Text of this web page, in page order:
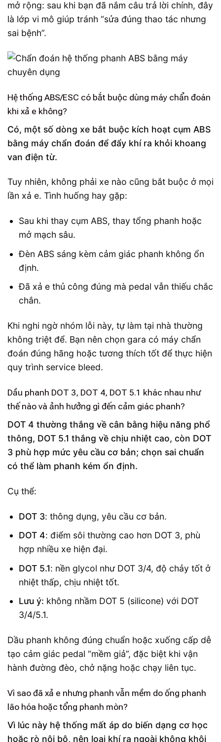
mở rộng: sau khi bạn đã nắm câu trả lời chính, đây
là lớp vi mô giúp tránh “sửa đúng thao tác nhưng
sai bệnh”.
Hệ thống ABS/ESC có bắt buộc dùng máy chẩn đoán
khi xả e không?
Có, một số dòng xe bắt buộc kích hoạt cụm ABS
bằng máy chẩn đoán để đẩy khí ra khỏi khoang
van điện từ.
Tuy nhiên, không phải xe nào cũng bắt buộc ở mọi
lần xả e. Tình huống hay gặp:
Sau khi thay cụm ABS, thay tổng phanh hoặc
mở mạch sâu.
Đèn ABS sáng kèm cảm giác phanh không ổn
định.
Đã xả e thủ công đúng mà pedal vẫn thiếu chắc
chắn.
Khi nghi ngờ nhóm lỗi này, tự làm tại nhà thường
không triệt để. Bạn nên chọn gara có máy chẩn
đoán đúng hãng hoặc tương thích tốt để thực hiện
quy trình service bleed.
Dầu phanh DOT 3, DOT 4, DOT 5.1 khác nhau như
thế nào và ảnh hưởng gì đến cảm giác phanh?
DOT 4 thường thắng về cân bằng hiệu năng phổ
thông, DOT 5.1 thắng về chịu nhiệt cao, còn DOT
3 phù hợp mức yêu cầu cơ bản; chọn sai chuẩn
có thể làm phanh kém ổn định.
Cụ thể:
DOT 3: thông dụng, yêu cầu cơ bản.
DOT 4: điểm sôi thường cao hơn DOT 3, phù
hợp nhiều xe hiện đại.
DOT 5.1: nền glycol như DOT 3/4, độ chảy tốt ở
nhiệt thấp, chịu nhiệt tốt.
Lưu ý: không nhầm DOT 5 (silicone) với DOT
3/4/5.1.
Dầu phanh không đúng chuẩn hoặc xuống cấp dễ
tạo cảm giác pedal “mềm giả”, đặc biệt khi vận
hành đường đèo, chở nặng hoặc chạy liên tục.
Vì sao đã xả e nhưng phanh vẫn mềm do ống phanh
lão hóa hoặc tổng phanh mòn?
Vì lúc này hệ thống mất áp do biến dạng cơ học
hoặc rò nội bộ, nên loại khí ra ngoài không khôi